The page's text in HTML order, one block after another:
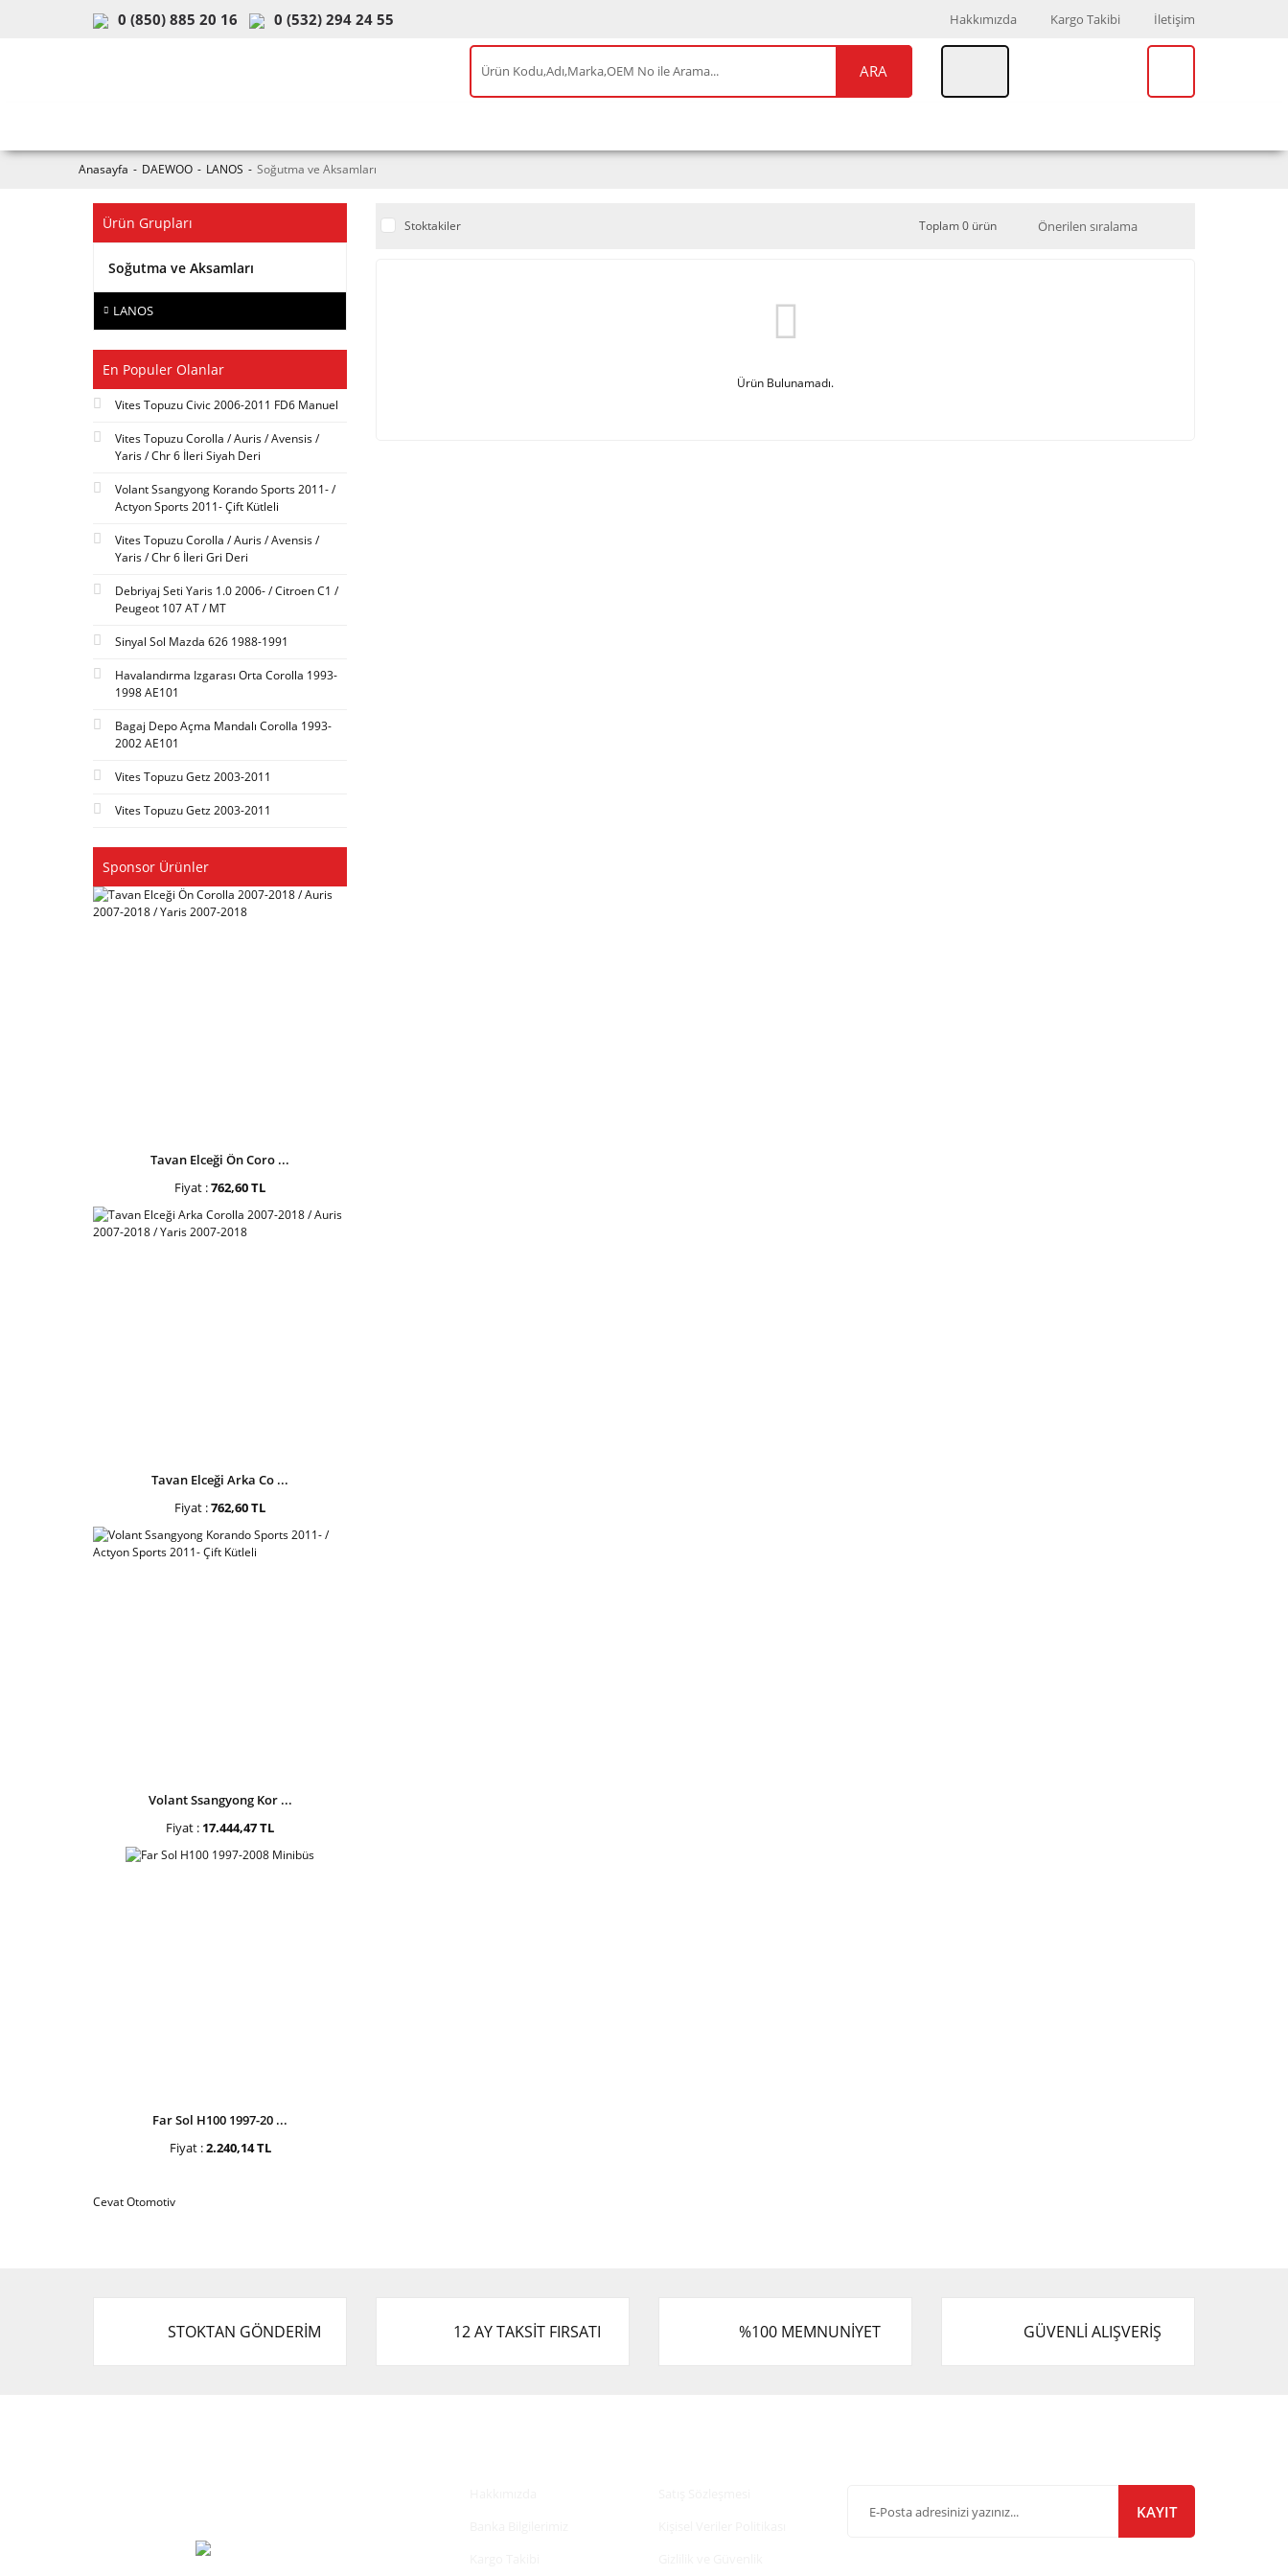
0 (850) 885 20 16 0 (532) 294 24 55 Hakkımızda Kargo Takibi İletişim
ARA
Anasayfa DAEWOO LANOS Soğutma ve Aksamları
Ürün Grupları
Soğutma ve Aksamları
LANOS
En Populer Olanlar
Vites Topuzu Civic 2006-2011 FD6 Manuel
Vites Topuzu Corolla / Auris / Avensis /
Yaris / Chr 6 İleri Siyah Deri
Volant Ssangyong Korando Sports 2011- /
Actyon Sports 2011- Çift Kütleli
Vites Topuzu Corolla / Auris / Avensis /
Yaris / Chr 6 İleri Gri Deri
Debriyaj Seti Yaris 1.0 2006- / Citroen C1 /
Peugeot 107 AT / MT
Sinyal Sol Mazda 626 1988-1991
Havalandırma Izgarası Orta Corolla 1993-
1998 AE101
Bagaj Depo Açma Mandalı Corolla 1993-
2002 AE101
Vites Topuzu Getz 2003-2011
Vites Topuzu Getz 2003-2011
Sponsor Ürünler
Tavan Elceği Ön Coro ...
Fiyat :762,60 TL
Tavan Elceği Arka Co ...
Fiyat :762,60 TL
Volant Ssangyong Kor ...
Fiyat : 17.444,47 TL
Far Sol H100 1997-20 ...
Fiyat :2.240,14 TL
Cevat Otomotiv
Stoktakiler Toplam 0 ürün
Ürün Bulunamadı.
STOKTAN GÖNDERİM 12 AY TAKSİT FIRSATI %100 MEMNUNİYET GÜVENLİ ALIŞVERİŞ
KAYIT